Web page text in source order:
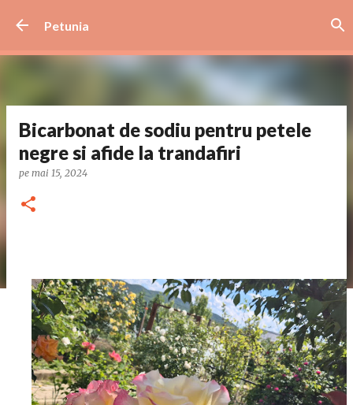
Petunia
Bicarbonat de sodiu pentru petele
negre si afide la trandafiri
pe mai 15, 2024